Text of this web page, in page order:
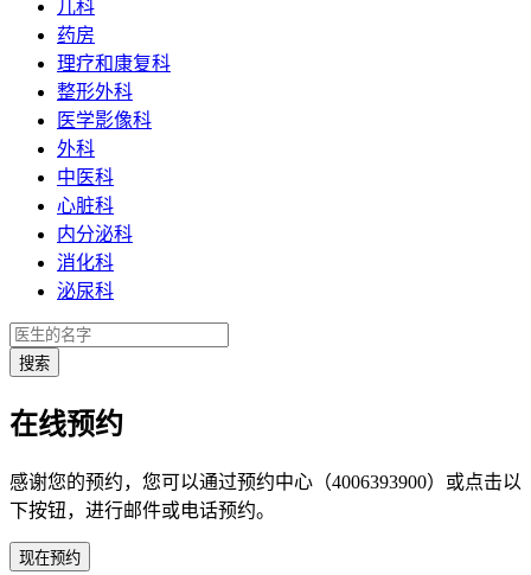
儿科
药房
理疗和康复科
整形外科
医学影像科
外科
中医科
心脏科
内分泌科
消化科
泌尿科
在线预约
感谢您的预约，您可以通过预约中心（4006393900）或点击以
下按钮，进行邮件或电话预约。